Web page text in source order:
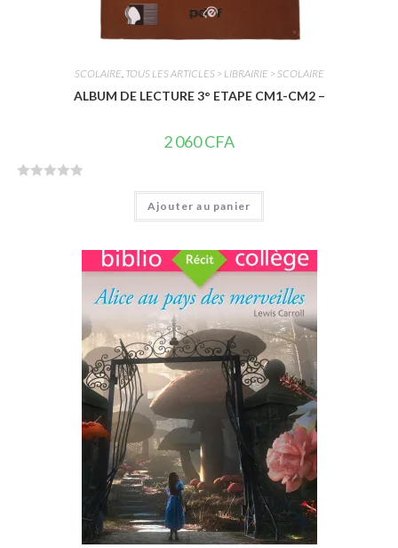
SCOLAIRE, TOUS LES ARTICLES > LIBRAIRIE > SCOLAIRE
ALBUM DE LECTURE 3° ETAPE CM1-CM2 –
2 060CFA
Ajouter au panier